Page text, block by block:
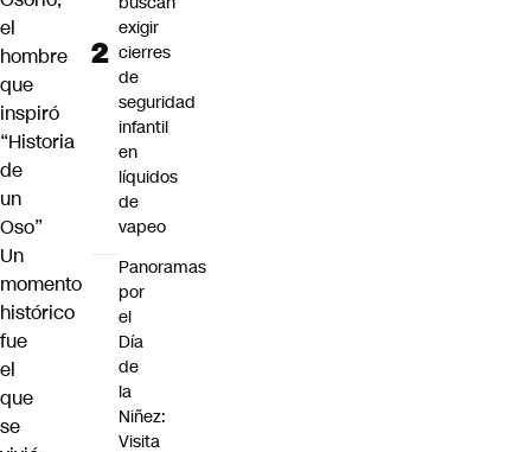
el
hombre
que
inspiró
“Historia
de
un
Oso”
Un
momento
histórico
fue
el
que
se
exigir
cierres
de
seguridad
infantil
en
líquidos
de
vapeo
Panoramas
por
el
Día
de
la
Niñez:
Visita